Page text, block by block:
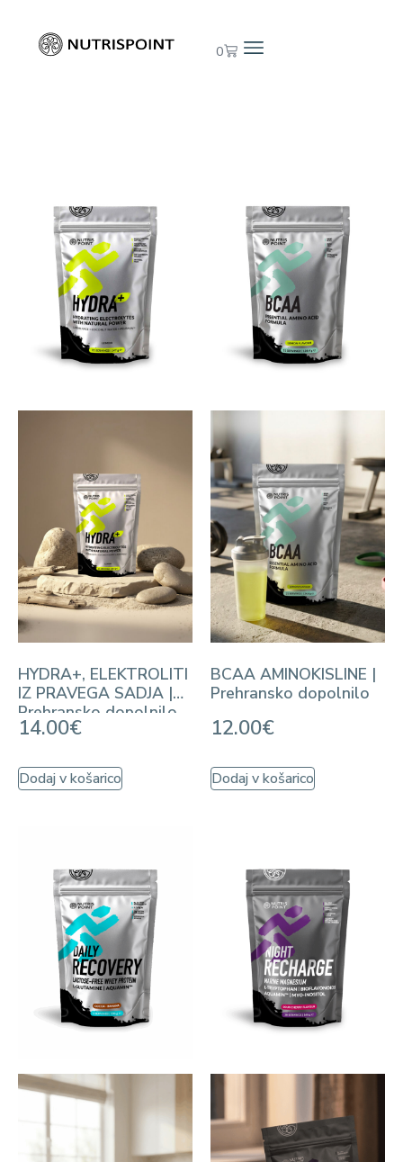
0
HYDRA+, ELEKTROLITI
IZ PRAVEGA SADJA |
Prehransko dopolnilo
14.00€
Dodaj v košarico
BCAA AMINOKISLINE |
Prehransko dopolnilo
12.00€
Dodaj v košarico